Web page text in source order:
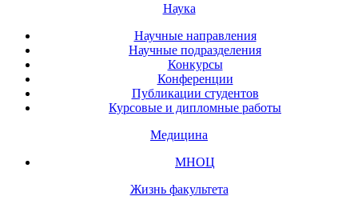
Наука
Научные направления
Научные подразделения
Конкурсы
Конференции
Публикации студентов
Курсовые и дипломные работы
Медицина
МНОЦ
Жизнь факультета